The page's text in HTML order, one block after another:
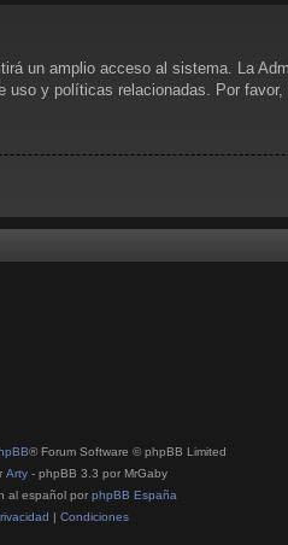
un amplio acceso al sistema. La
y políticas relacionadas. Por
® Forum Software © phpBB Limited
Arty - phpBB 3.3 por MrGaby
al español por phpBB España
| Condiciones